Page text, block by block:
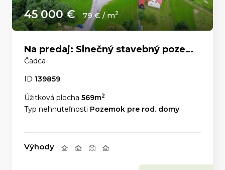
45 000 € 79 € / m2
Na predaj: Slnečný stavebný pozemok 569 m² – Čadca, časť U Líšky
Čadca
ID 139859
Úžitková plocha 569m2
Typ nehnuteľnosti Pozemok pre rod. domy
Výhody